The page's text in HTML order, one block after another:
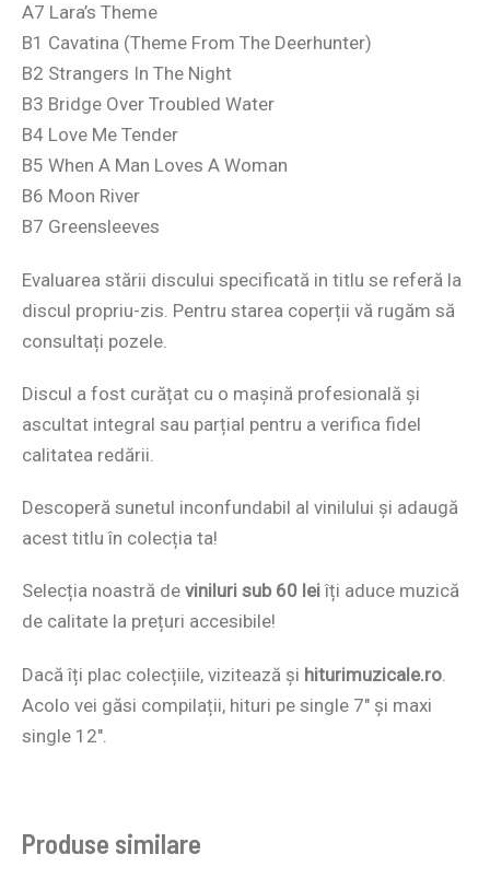
A7 Lara’s Theme
B1 Cavatina (Theme From The Deerhunter)
B2 Strangers In The Night
B3 Bridge Over Troubled Water
B4 Love Me Tender
B5 When A Man Loves A Woman
B6 Moon River
B7 Greensleeves
Evaluarea stării discului specificată in titlu se referă la
discul propriu-zis. Pentru starea coperții vă rugăm să
consultați pozele.
Discul a fost curățat cu o mașină profesională și
ascultat integral sau parțial pentru a verifica fidel
calitatea redării.
Descoperă sunetul inconfundabil al vinilului și adaugă
acest titlu în colecția ta!
Selecția noastră de viniluri sub 60 leiîți aduce muzică
de calitate la prețuri accesibile!
Dacă îți plac colecțiile, vizitează și hiturimuzicale.ro
Acolo vei găsi compilații, hituri pe single 7″ și maxi
single 12″.
Produse similare